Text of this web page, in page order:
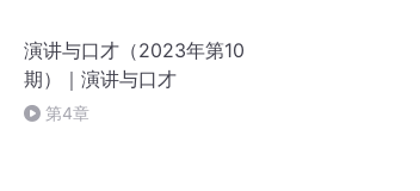
演讲与口才（2023年第10
期）｜演讲与口才
第4章